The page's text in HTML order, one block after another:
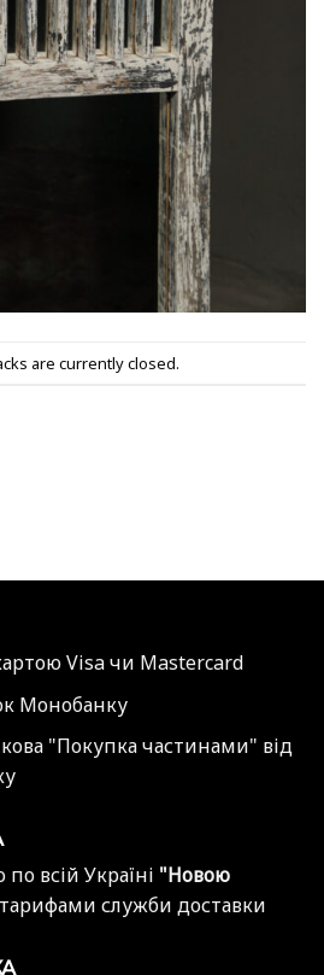
are currently closed.
Visa чи Mastercard
Монобанку
"Покупка частинами" від
всій Україні "Новою
служби доставки